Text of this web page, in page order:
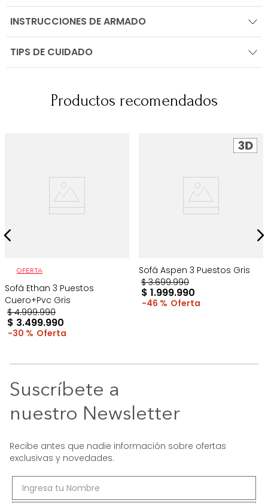
INSTRUCCIONES DE ARMADO
TIPS DE CUIDADO
Productos recomendados
OFERTA
Sofá Ethan 3 Puestos
Cuero+Pvc Gris
$ 4.999.990
$ 3.499.990
30 %
Sofá Aspen 3 Puestos Gris
$ 3.699.990
$ 1.999.990
46 %
Suscríbete a
nuestro Newsletter
Recibe antes que nadie información sobre ofertas
exclusivas y novedades.